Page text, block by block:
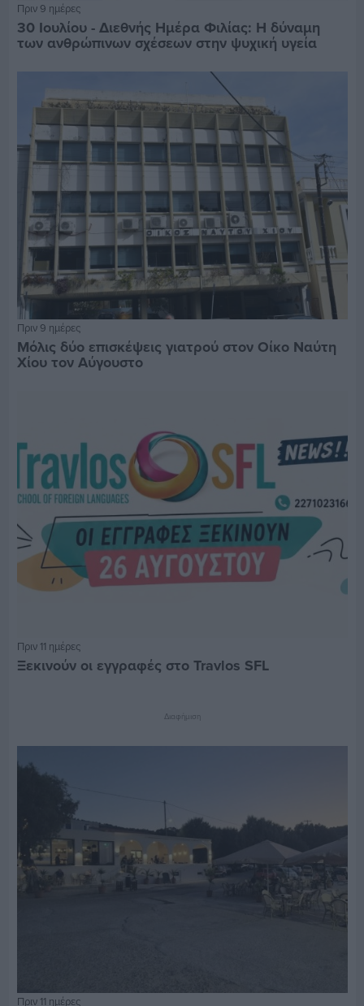
Πριν 9 ημέρες
30 Ιουλίου - Διεθνής Ημέρα Φιλίας: Η δύναμη
των ανθρώπινων σχέσεων στην ψυχική υγεία
Πριν 9 ημέρες
Μόλις δύο επισκέψεις γιατρού στον Οίκο Ναύτη
Χίου τον Αύγουστο
Πριν 11 ημέρες
Ξεκινούν οι εγγραφές στο Travlos SFL
Διαφήμιση
Πριν 11 ημέρες